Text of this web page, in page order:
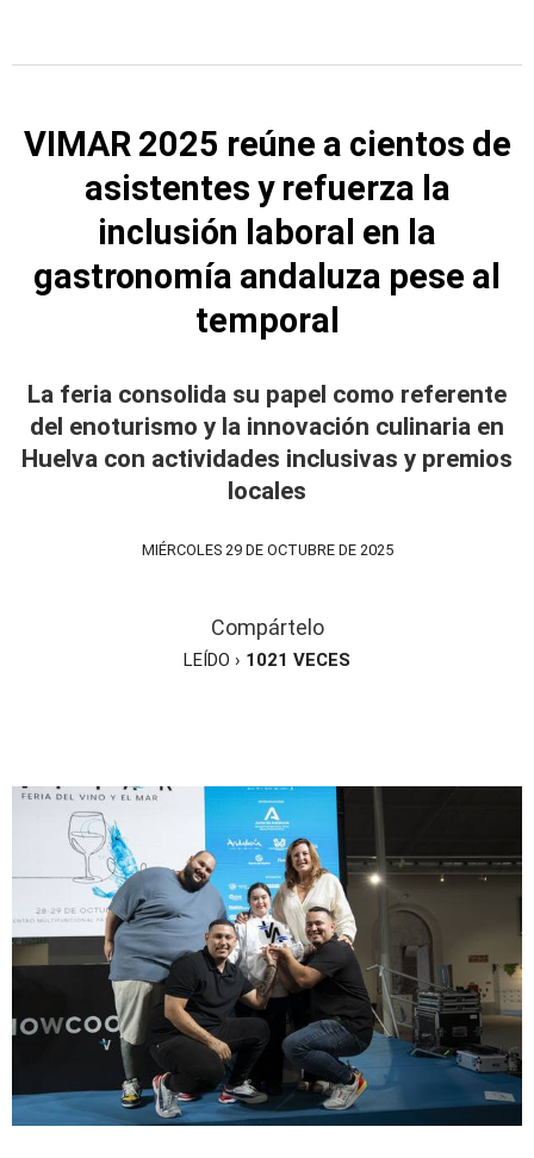
VIMAR 2025 reúne a cientos de
asistentes y refuerza la
inclusión laboral en la
gastronomía andaluza pese al
temporal
La feria consolida su papel como referente
del enoturismo y la innovación culinaria en
Huelva con actividades inclusivas y premios
locales
MIÉRCOLES 29 DE OCTUBRE DE 2025
Compártelo
LEÍDO › 1021 VECES